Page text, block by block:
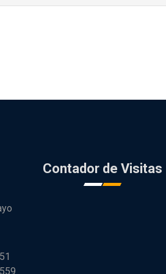
Contador de Visitas